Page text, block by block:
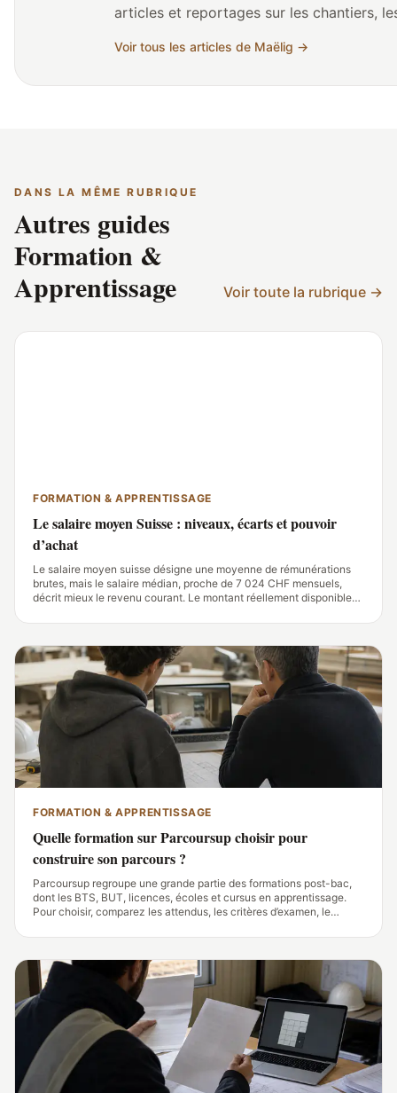
articles et reportages sur les chantiers,
des artisans du bâtiment (père
spécialiser dans le journalisme de
et ancrés dans le terrain — loin des
institutionnels.
Voir tous les articles de Maëlig →
DANS LA MÊME RUBRIQUE
Autres guides
Formation &
Apprentissage
Voir toute la rubrique →
FORMATION & APPRENTISSAGE
Le salaire moyen Suisse : niveaux, écarts et pouvoir
d’achat
Le salaire moyen suisse désigne une moyenne de rémunérations
brutes, mais le salaire médian, proche de 7 024 CHF mensuels,
décrit mieux le revenu courant. Le montant réellement disponible
cotisations et le coût du
FORMATION & APPRENTISSAGE
Quelle formation sur Parcoursup choisir pour
construire son parcours ?
Parcoursup regroupe une grande partie des formations post-bac,
dont les BTS, BUT, licences, écoles et cursus en apprentissage.
Pour choisir, comparez les attendus, les critères d’examen, le
d’alternance de chaque fiche.